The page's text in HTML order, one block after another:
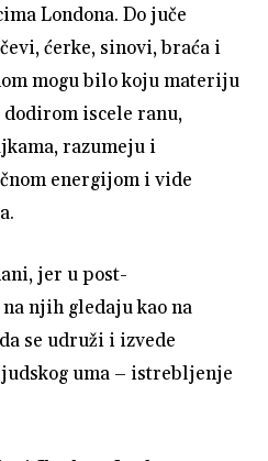
Londona. Do juče
ćerke, sinovi, braća i
mogu bilo koju materiju
iscele ranu,
razumeju i
energijom i vide
jer u post-
njih gledaju kao na
se udruži i izvede
uma – istrebljenje